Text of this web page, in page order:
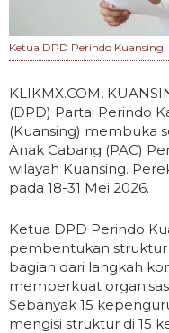
Ketua DPD Perindo Kuansing,
KLIKMX.COM,
(DPD) Partai Perindo
(Kuansing) membuka
Anak Cabang (PAC)
wilayah Kuansing.
pada 18-31 Mei 2026.
Ketua DPD Perindo
pembentukan struktur
bagian dari langkah
memperkuat
Sebanyak 15
mengisi struktur di 15